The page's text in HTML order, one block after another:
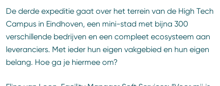
De derde expeditie gaat over het terrein van de High Tech
Campus in Eindhoven, een mini-stad met bijna 300
verschillende bedrijven en een compleet ecosysteem aan
leveranciers. Met ieder hun eigen vakgebied en hun eigen
belang. Hoe ga je hiermee om?